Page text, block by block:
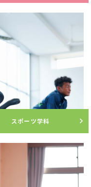
スポーツ学科